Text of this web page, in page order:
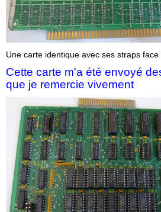
Une carte identique avec ses straps
Cette carte m'a été envoyé
que je remercie vivement